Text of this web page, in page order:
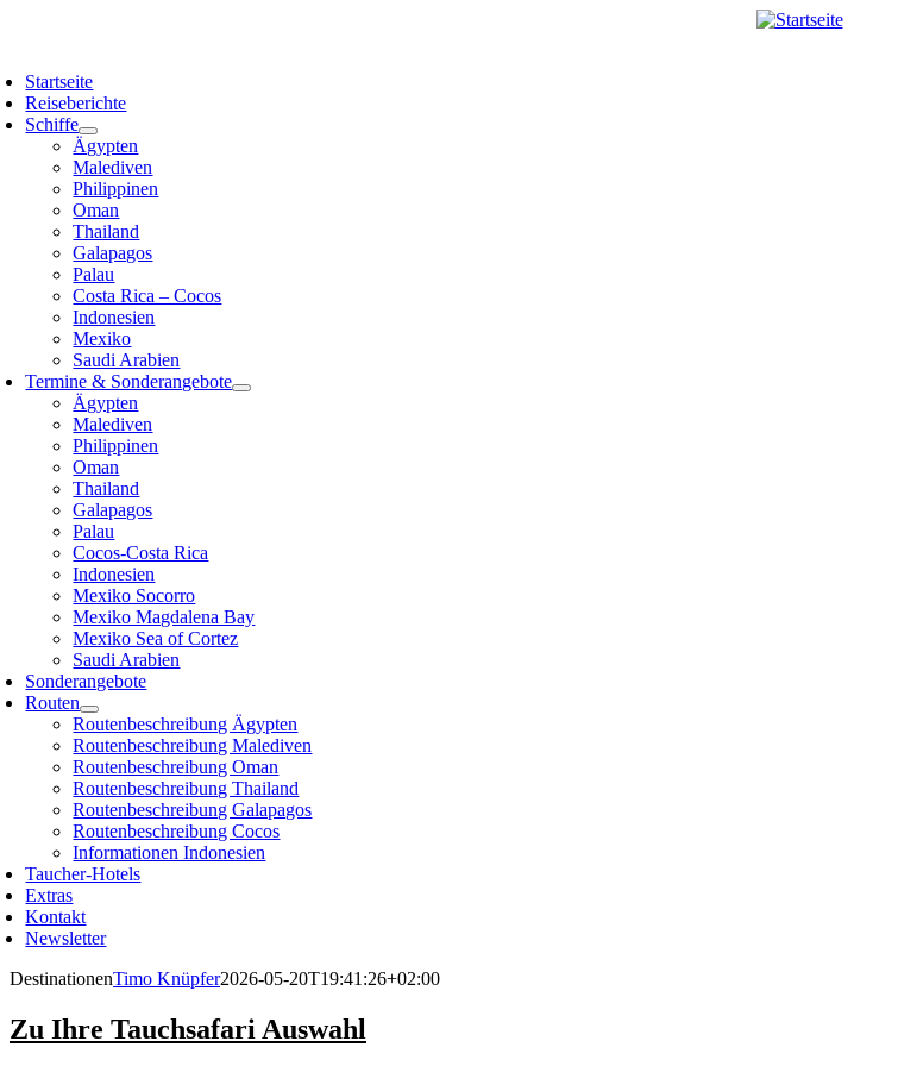
Startseite
Reiseberichte
Schiffe
Ägypten
Malediven
Philippinen
Oman
Thailand
Galapagos
Palau
Costa Rica – Cocos
Indonesien
Mexiko
Saudi Arabien
Termine & Sonderangebote
Ägypten
Malediven
Philippinen
Oman
Thailand
Galapagos
Palau
Cocos-Costa Rica
Indonesien
Mexiko Socorro
Mexiko Magdalena Bay
Mexiko Sea of Cortez
Saudi Arabien
Sonderangebote
Routen
Routenbeschreibung Ägypten
Routenbeschreibung Malediven
Routenbeschreibung Oman
Routenbeschreibung Thailand
Routenbeschreibung Galapagos
Routenbeschreibung Cocos
Informationen Indonesien
Taucher-Hotels
Extras
Kontakt
Newsletter
DestinationenTimo Knüpfer2026-05-20T19:41:26+02:00
Zu Ihre Tauchsafari Auswahl